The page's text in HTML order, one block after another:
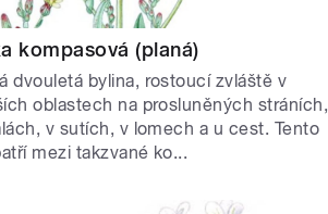
kompasová (planá)
dvouletá bylina, rostoucí zvláště v
oblastech na prosluněných stráních,
v sutích, v lomech a u cest. Tento
mezi takzvané ko...